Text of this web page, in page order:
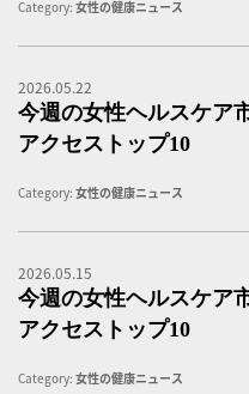
Category: 女性の健康ニュース
2026.05.22
今週の女性ヘルスケア
アクセストップ10
Category: 女性の健康ニュース
2026.05.15
今週の女性ヘルスケア
アクセストップ10
Category: 女性の健康ニュース